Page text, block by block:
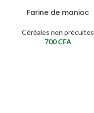
Farine de manioc
Céréales non précuites
700CFA